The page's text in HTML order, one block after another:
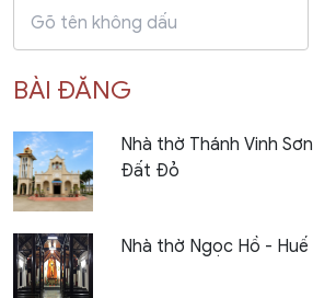
BÀI ĐĂNG
Nhà thờ Thánh Vinh Sơn
Đất Đỏ
Nhà thờ Ngọc Hồ - Huế